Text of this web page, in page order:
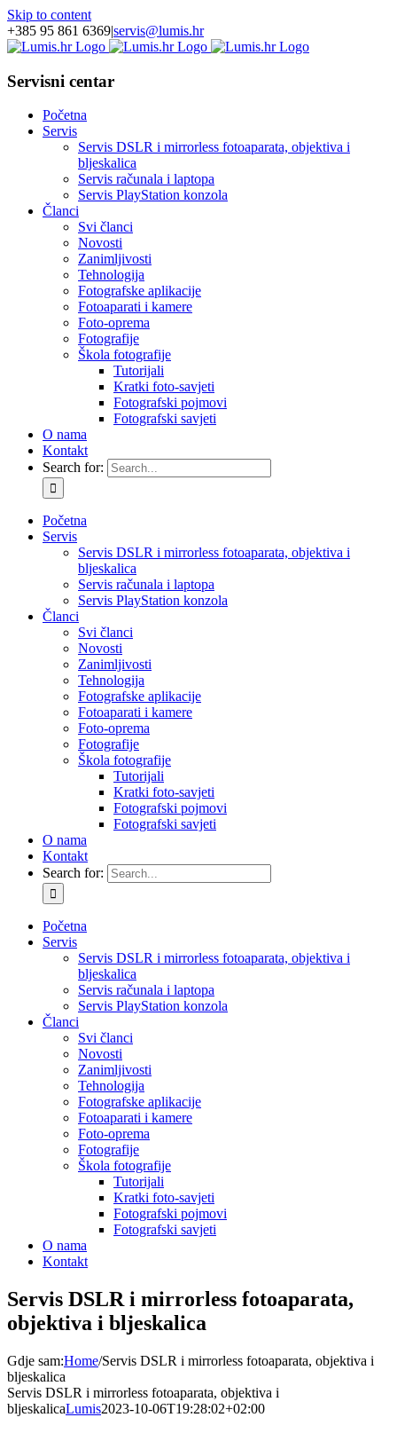
Skip to content
+385 95 861 6369|servis@lumis.hr
Servisni centar
Početna
Servis
Servis DSLR i mirrorless fotoaparata, objektiva i
bljeskalica
Servis računala i laptopa
Servis PlayStation konzola
Članci
Svi članci
Novosti
Zanimljivosti
Tehnologija
Fotografske aplikacije
Fotoaparati i kamere
Foto-oprema
Fotografije
Škola fotografije
Tutorijali
Kratki foto-savjeti
Fotografski pojmovi
Fotografski savjeti
O nama
Kontakt
Search for:
Početna
Servis
Servis DSLR i mirrorless fotoaparata, objektiva i
bljeskalica
Servis računala i laptopa
Servis PlayStation konzola
Članci
Svi članci
Novosti
Zanimljivosti
Tehnologija
Fotografske aplikacije
Fotoaparati i kamere
Foto-oprema
Fotografije
Škola fotografije
Tutorijali
Kratki foto-savjeti
Fotografski pojmovi
Fotografski savjeti
O nama
Kontakt
Search for:
Početna
Servis
Servis DSLR i mirrorless fotoaparata, objektiva i
bljeskalica
Servis računala i laptopa
Servis PlayStation konzola
Članci
Svi članci
Novosti
Zanimljivosti
Tehnologija
Fotografske aplikacije
Fotoaparati i kamere
Foto-oprema
Fotografije
Škola fotografije
Tutorijali
Kratki foto-savjeti
Fotografski pojmovi
Fotografski savjeti
O nama
Kontakt
Servis DSLR i mirrorless fotoaparata,
objektiva i bljeskalica
Gdje sam:Home/Servis DSLR i mirrorless fotoaparata, objektiva i
bljeskalica
Servis DSLR i mirrorless fotoaparata, objektiva i
bljeskalicaLumis2023-10-06T19:28:02+02:00